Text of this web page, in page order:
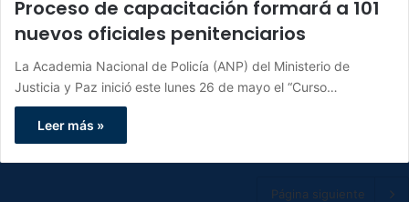
Proceso de capacitación formará a 101
nuevos oficiales penitenciarios
La Academia Nacional de Policía (ANP) del Ministerio de
Justicia y Paz inició este lunes 26 de mayo el “Curso…
Leer más »
Página siguiente